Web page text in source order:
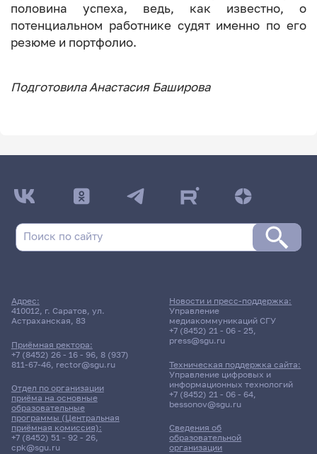
половина успеха, ведь, как известно, о
потенциальном работнике судят именно по его
резюме и портфолио.
Подготовила Анастасия Баширова
Адрес:
410012, г. Саратов, ул.
Астраханская, 83
Приёмная ректора:
+7 (8452) 26 - 16 - 96, 8 (937)
811-67-46, rector@sgu.ru
Отдел по организации
приёма на основные
образовательные
программы (Центральная
приёмная комиссия):
+7 (8452) 51 - 92 - 26,
cpk@sgu.ru
Сведения об
образовательной
организации
Новости и пресс-поддержка:
Управление
медиакоммуникаций СГУ
+7 (8452) 21 - 06 - 25,
press@sgu.ru
Техническая поддержка сайта:
Управление цифровых и
информационных технологий
+7 (8452) 21 - 06 - 64,
bessonov@sgu.ru